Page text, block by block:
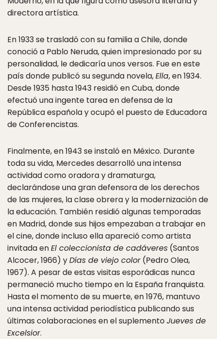
directora artística.
En 1933 se trasladó con su familia a Chile, donde
conoció a Pablo Neruda, quien impresionado por su
personalidad, le dedicaría unos versos. Fue en este
país donde publicó su segunda novela,Ella, en 1934.
Desde 1935 hasta 1943 residió en Cuba, donde
efectuó una ingente tarea en defensa de la
República española y ocupó el puesto de Educadora
de Conferencistas.
Finalmente, en 1943 se instaló en México. Durante
toda su vida, Mercedes desarrolló una intensa
actividad como oradora y dramaturga,
declarándose una gran defensora de los derechos
de las mujeres, la clase obrera y la modernización de
la educación. También residió algunas temporadas
en Madrid, donde sus hijos empezaban a trabajar en
el cine, donde incluso ella apareció como artista
invitada enEl coleccionista de cadáveres (Santos
Alcocer, 1966) yDías de viejo color(Pedro Olea,
1967). A pesar de estas visitas esporádicas nunca
permaneció mucho tiempo en la España franquista.
Hasta el momento de su muerte, en 1976, mantuvo
una intensa actividad periodística publicando sus
últimas colaboraciones en el suplementoJueves de
Excelsior.